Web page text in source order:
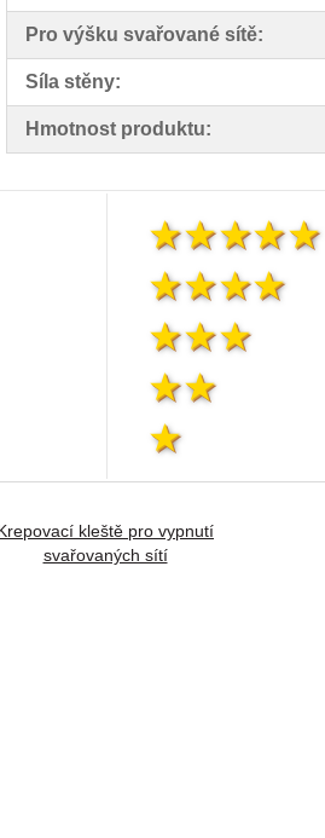
Pro výšku svařované sítě:
Síla stěny:
Hmotnost produktu:
kleště pro vypnutí
svařovaných sítí